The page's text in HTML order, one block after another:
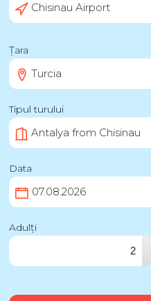
Țara
Tipul turului
Data
Adulți